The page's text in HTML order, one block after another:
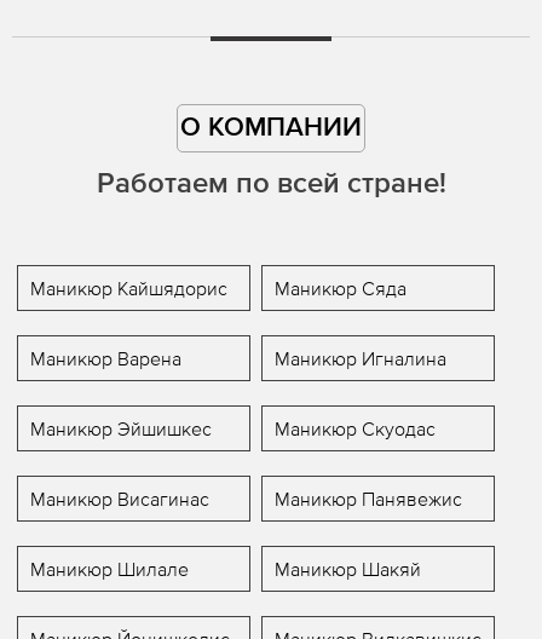
О КОМПАНИИ
Работаем по всей стране!
Маникюр Кайшядорис Маникюр Сяда
Маникюр Варена Маникюр Игналина
Маникюр Эйшишкес Маникюр Скуодас
Маникюр Висагинас Маникюр Панявежис
Маникюр Шилале Маникюр Шакяй